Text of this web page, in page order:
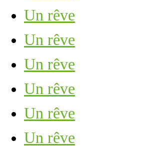
Un rêve
Un rêve
Un rêve
Un rêve
Un rêve
Un rêve